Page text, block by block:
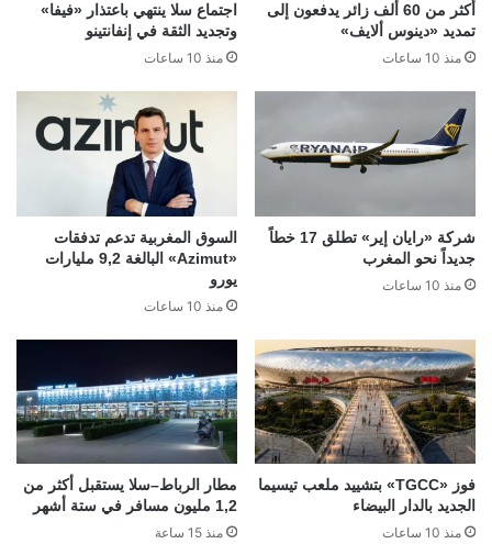
أكثر من 60 ألف زائر يدفعون إلى
تمديد «دينوس ألايف»
منذ 10 ساعات
اجتماع سلا ينتهي باعتذار «فيفا»
وتجديد الثقة في إنفانتينو
منذ 10 ساعات
شركة «رايان إير» تطلق 17 خطاً
جديداً نحو المغرب
منذ 10 ساعات
السوق المغربية تدعم تدفقات
«Azimut» البالغة 9,2 مليارات
يورو
منذ 10 ساعات
فوز «TGCC» بتشييد ملعب تيسيما
الجديد بالدار البيضاء
منذ 10 ساعات
مطار الرباط–سلا يستقبل أكثر من
1,2 مليون مسافر في ستة أشهر
منذ 15 ساعة